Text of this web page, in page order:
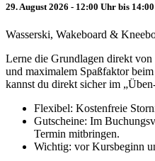
29. August 2026 - 12:00 Uhr bis
Wasserski, Wakeboard &
Lerne die Grundlagen direkt
und maximalem Spaßfaktor
kannst du direkt sicher im
Flexibel: Kostenfreie
Gutscheine: Im
Termin mitbringen.
Wichtig: vor Kursbeginn